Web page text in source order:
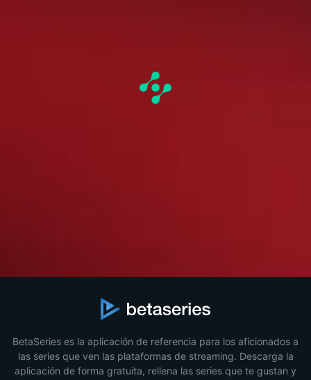
BetaSeries es la aplicación de referencia para los aficionados a
las series que ven las plataformas de streaming. Descarga la
aplicación de forma gratuita, rellena las series que te gustan y